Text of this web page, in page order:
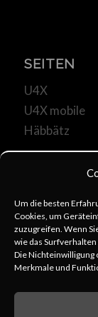
Um die besten
Cookies, um
zuzugreifen. Wenn
wie das
Die Nichteinwilligung
Merkmale und
SEITEN
U4X
U4X mobile
Häbbätz
u4x@web.de
+49 6253
schreib uns